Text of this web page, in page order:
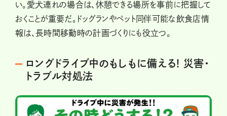
い。愛犬連れの場合は、休憩できる場所を事前に把握して
おくことが重要だ。ドッグランやペット同伴可能な飲食店情
報は、長時間移動時の計画づくりにも役立つ。
ロングドライブ中のもしもに備える! 災害・
トラブル対処法